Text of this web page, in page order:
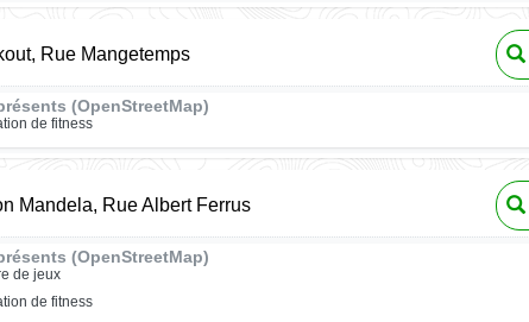
Rue Mangetemps
(OpenStreetMap)
de fitness
Mandela, Rue Albert Ferrus
(OpenStreetMap)
de jeux
de fitness